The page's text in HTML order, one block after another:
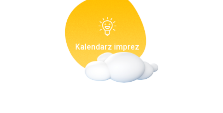
Kalendarz imprez